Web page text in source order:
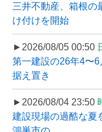
三井不動産、箱根の
け付けを開始
►2026/08/05 00:50
第一建設の26年4〜
据え置き
►2026/08/04 23:50
建設現場の過酷な夏